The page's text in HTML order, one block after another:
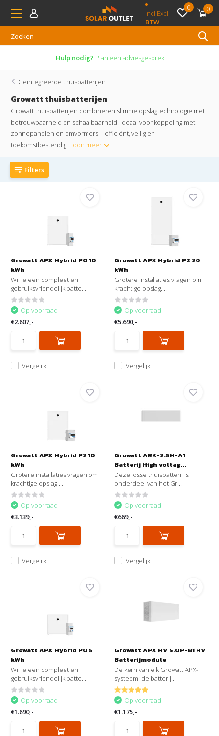
Incl.Excl.
BTW
0 0
Niet tevreden? 14 dagen bedenktijd
Geïntegreerde thuisbatterijen
Growatt thuisbatterijen
Growatt thuisbatterijen combineren slimme opslagtechnologie met
betrouwbaarheid en schaalbaarheid. Ideaal voor koppeling met
zonnepanelen en omvormers – efficiënt, veilig en
toekomstbestendig.Toon meer
Filters
Growatt APX Hybrid P0 10
kWh
Wil je een compleet en
gebruiksvriendelijk batte...
Vergelijk
Op voorraad
€2.607,-
Growatt APX Hybrid P2 20
kWh
Grotere installaties vragen om
krachtige opslag....
Vergelijk
Op voorraad
€5.690,-
Growatt APX Hybrid P2 10
kWh
Grotere installaties vragen om
krachtige opslag....
Vergelijk
Op voorraad
€3.139,-
Growatt ARK-2.5H-A1
Batterij High voltag...
Deze losse thuisbatterij is
onderdeel van het Gr...
Vergelijk
Op voorraad
€669,-
Growatt APX Hybrid P0 5
kWh
Wil je een compleet en
gebruiksvriendelijk batte...
Op voorraad
€1.690,-
Growatt APX HV 5.0P-B1 HV
Batterijmodule
De kern van elk Growatt APX-
systeem: de batterij...
Op voorraad
€1.175,-